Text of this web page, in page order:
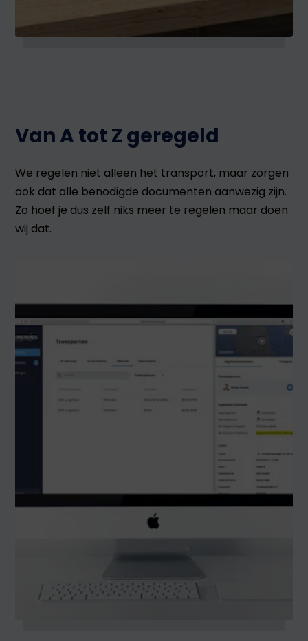
Van A tot Z geregeld
We regelen niet alleen het transport, maar zorgen
ook dat alle benodigde documenten aanwezig zijn.
Zo hoef je dus zelf niks meer te regelen maar doen
wij dat.